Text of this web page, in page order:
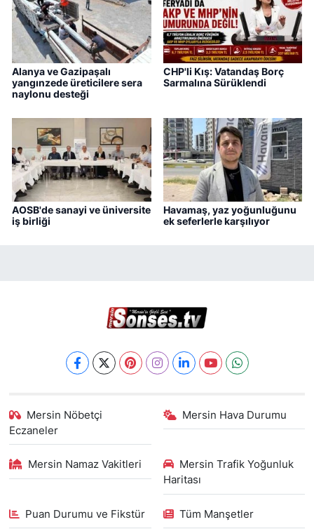
Alanya ve Gazipaşalı
yangınzede üreticilere sera
naylonu desteği
CHP'li Kış: Vatandaş Borç
Sarmalına Sürüklendi
AOSB'de sanayi ve üniversite
iş birliği
Havamaş, yaz yoğunluğunu
ek seferlerle karşılıyor
Mersin Nöbetçi
Eczaneler
Mersin Hava Durumu
Mersin Namaz Vakitleri
Mersin Trafik Yoğunluk
Haritası
Puan Durumu ve Fikstür Tüm Manşetler